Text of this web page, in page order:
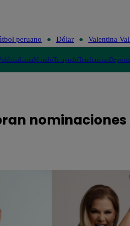
peruano Dólar Valentina
LimaMundoTe ayudoTendencias
nominaciones